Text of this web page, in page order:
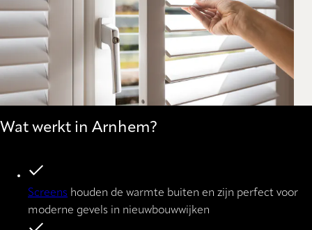
Wat werkt in Arnhem?
Screens houden de warmte buiten en zijn perfect voor
moderne gevels in nieuwbouwwijken